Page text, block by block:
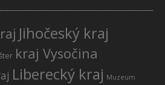
Jihočeský kraj
kraj Vysočina
Liberecký kraj Muzeum